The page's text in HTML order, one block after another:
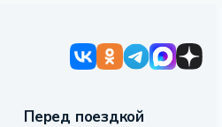
Перед поездкой